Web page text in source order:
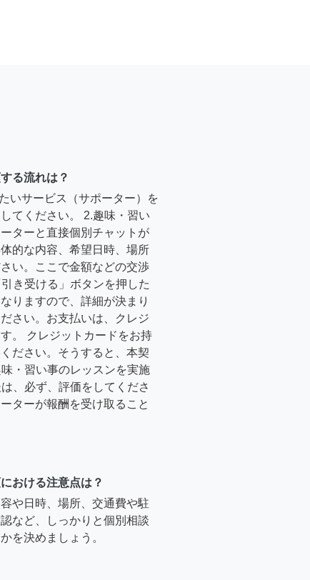
る流れは？
いサービス（サポーター）を
てください。 2.趣味・習い
ターと直接個別チャットが
的な内容、希望日時、場所
い。ここで金額などの交渉
き受ける」ボタンを押した
りますので、詳細が決まり
さい。お支払いは、クレジ
。 クレジットカードをお持
ださい。そうすると、本契
・習い事のレッスンを実施
、必ず、評価をしてくださ
ターが報酬を受け取ること
おける注意点は？
や日時、場所、交通費や駐
など、しっかりと個別相談
を決めましょう。